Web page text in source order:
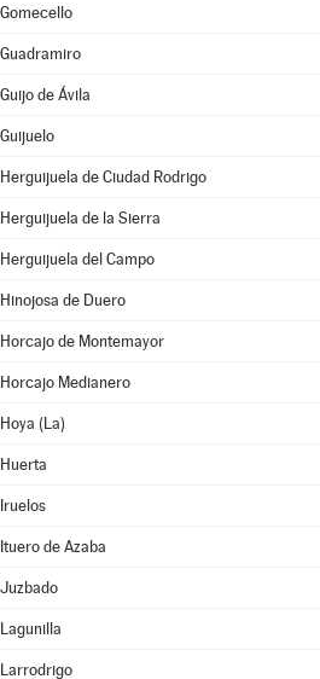
Gomecello
Guadramiro
Guijo de Ávila
Guijuelo
Herguijuela de Ciudad Rodrigo
Herguijuela de la Sierra
Herguijuela del Campo
Hinojosa de Duero
Horcajo de Montemayor
Horcajo Medianero
Hoya (La)
Huerta
Iruelos
Ituero de Azaba
Juzbado
Lagunilla
Larrodrigo